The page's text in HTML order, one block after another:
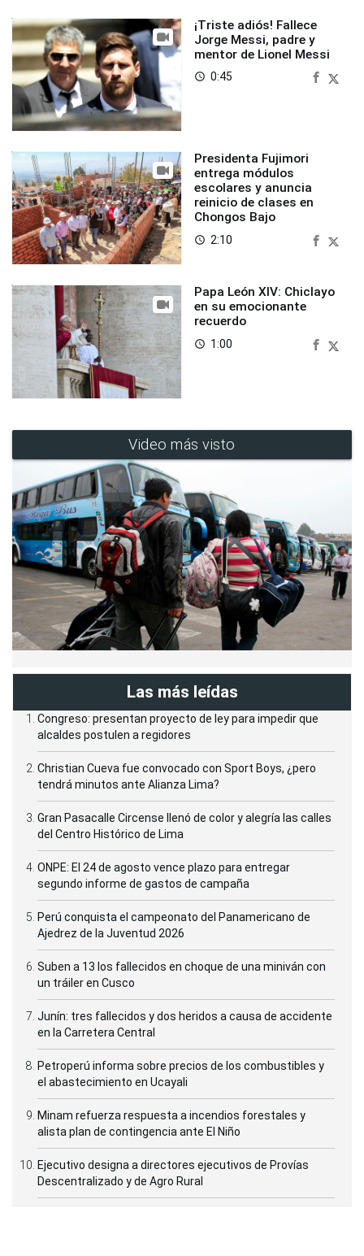
¡Triste adiós! Fallece
Jorge Messi, padre y
mentor de Lionel Messi
access_time 0:45
Presidenta Fujimori
entrega módulos
escolares y anuncia
reinicio de clases en
Chongos Bajo
access_time 2:10
Papa León XIV: Chiclayo
en su emocionante
recuerdo
access_time 1:00
Video más visto
Las más leídas
Congreso: presentan proyecto de ley para impedir que
alcaldes postulen a regidores
Christian Cueva fue convocado con Sport Boys, ¿pero
tendrá minutos ante Alianza Lima?
Gran Pasacalle Circense llenó de color y alegría las calles
del Centro Histórico de Lima
ONPE: El 24 de agosto vence plazo para entregar
segundo informe de gastos de campaña
Perú conquista el campeonato del Panamericano de
Ajedrez de la Juventud 2026
Suben a 13 los fallecidos en choque de una miniván con
un tráiler en Cusco
Junín: tres fallecidos y dos heridos a causa de accidente
en la Carretera Central
Petroperú informa sobre precios de los combustibles y
el abastecimiento en Ucayali
Minam refuerza respuesta a incendios forestales y
alista plan de contingencia ante El Niño
Ejecutivo designa a directores ejecutivos de Provías
Descentralizado y de Agro Rural